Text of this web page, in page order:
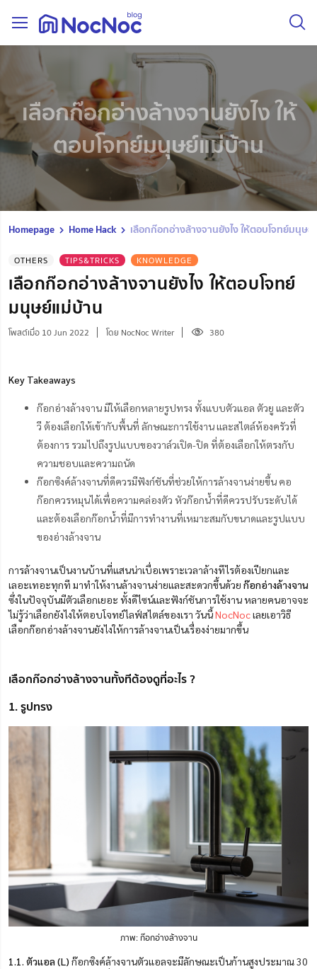
เลือกก๊อกอ่างล้างจานยังไง ให้
ตอบโจทย์มนุษย์แม่บ้าน
Homepage Home Hack เลือกก๊อกอ่างล้างจานยังไง ให้ตอบโจทย์มนุษ
OTHERS TIPS&TRICKS KNOWLEDGE
เลือกก๊อกอ่างล้างจานยังไง ให้ตอบโจทย์
มนุษย์แม่บ้าน
โพสต์เมื่อ 10 Jun 2022 โดย NocNoc Writer 380
Key Takeaways
ก๊อกอ่างล้างจาน มีให้เลือกหลายรูปทรง ทั้งแบบตัวแอล ตัวยู และตัว
วี ต้องเลือกให้เข้ากับพื้นที่ ลักษณะการใช้งาน และสไตล์ห้องครัวที่
ต้องการ รวมไปถึงรูปแบบของวาล์วเปิด-ปิด ที่ต้องเลือกให้ตรงกับ
ความชอบและความถนัด
ก๊อกซิงค์ล้างจานที่ดีควรมีฟังก์ชันที่ช่วยให้การล้างจานง่ายขึ้น คอ
ก๊อกควรหมุนได้เพื่อความคล่องตัว หัวก๊อกน้ำที่ดีควรปรับระดับได้
และต้องเลือกก๊อกน้ำที่มีการทำงานที่เหมาะสมกับขนาดและรูปแบบ
ของอ่างล้างจาน
การล้างจานเป็นงานบ้านที่แสนน่าเบื่อเพราะเวลาล้างทีไรต้องเปียกและ
เลอะเทอะทุกที มาทำให้งานล้างจานง่ายและสะดวกขึ้นด้วย ก๊อกอ่างล้างจาน
ซึ่งในปัจจุบันมีตัวเลือกเยอะ ทั้งดีไซน์และฟังก์ชันการใช้งาน หลายคนอาจจะ
ไม่รู้ว่าเลือกยังไงให้ตอบโจทย์ไลฟ์สไตล์ของเรา วันนี้NocNocเลยเอาวิธี
เลือกก๊อกอ่างล้างจานยังไงให้การล้างจานเป็นเรื่องง่ายมากขึ้น
เลือกก๊อกอ่างล้างจานทั้งทีต้องดูที่อะไร ?
1. รูปทรง
ภาพ: ก๊อกอ่างล้างจาน
1.1. ตัวแอล (L) ก๊อกซิงค์ล้างจานตัวแอลจะมีลักษณะเป็นก้านสูงประมาณ 30